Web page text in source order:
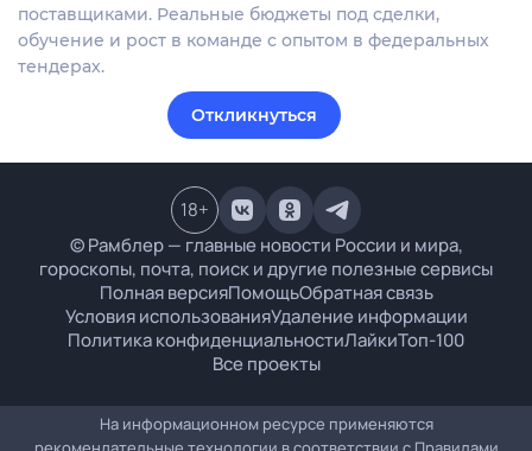
поставщиками. Реальные бюджеты под сделки,
обучение и рост в команде с опытом в федеральных
тендерах.
Откликнуться
© Рамблер — главные новости России и мира,
гороскопы, почта, поиск и другие полезные сервисы
Полная версияПомощьОбратная связь
Условия использованияУдаление информации
Политика конфиденциальностиЛайкиТоп-100
Все проекты
18+
На информационном ресурсе применяются